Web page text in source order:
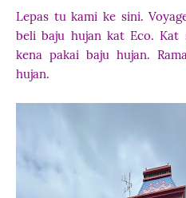
Lepas tu kami ke sini.
beli baju hujan kat Eco.
kena pakai baju hujan.
hujan.